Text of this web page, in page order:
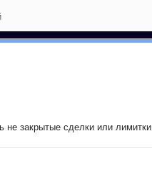
не закрытые сделки или лимитки